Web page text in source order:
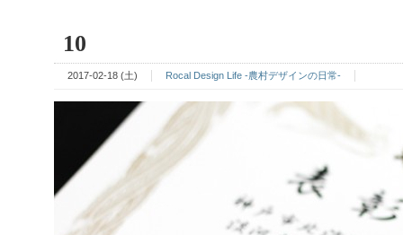
10
2017-02-18 (土) Rocal Design Life -農村デザインの日常-